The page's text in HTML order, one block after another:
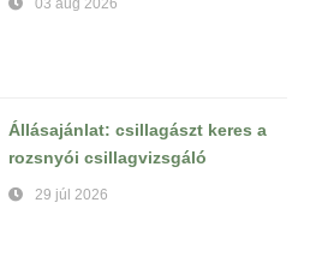
03 aug 2026
Állásajánlat: csillagászt keres a
rozsnyói csillagvizsgáló
29 júl 2026